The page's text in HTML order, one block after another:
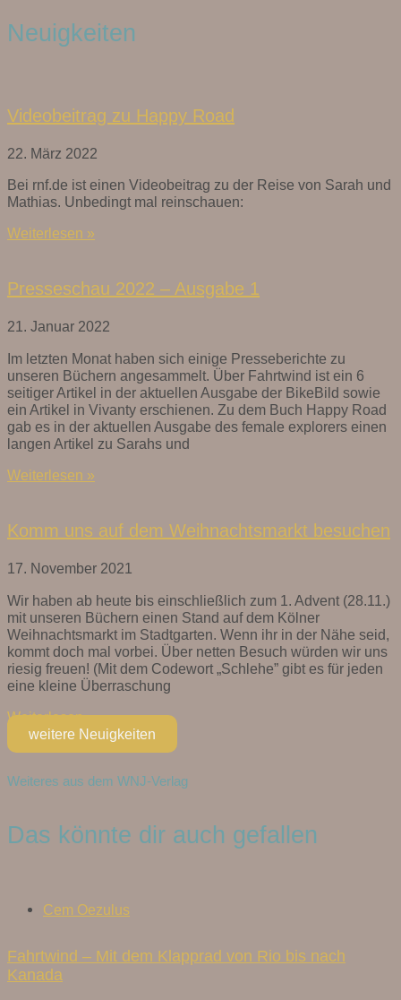
Neuigkeiten
Videobeitrag zu Happy Road
22. März 2022
Bei rnf.de ist einen Videobeitrag zu der Reise von Sarah und
Mathias. Unbedingt mal reinschauen:
Weiterlesen »
Presseschau 2022 – Ausgabe 1
21. Januar 2022
Im letzten Monat haben sich einige Presseberichte zu
unseren Büchern angesammelt. Über Fahrtwind ist ein 6
seitiger Artikel in der aktuellen Ausgabe der BikeBild sowie
ein Artikel in Vivanty erschienen. Zu dem Buch Happy Road
gab es in der aktuellen Ausgabe des female explorers einen
langen Artikel zu Sarahs und
Weiterlesen »
Komm uns auf dem Weihnachtsmarkt besuchen
17. November 2021
Wir haben ab heute bis einschließlich zum 1. Advent (28.11.)
mit unseren Büchern einen Stand auf dem Kölner
Weihnachtsmarkt im Stadtgarten. Wenn ihr in der Nähe seid,
kommt doch mal vorbei. Über netten Besuch würden wir uns
riesig freuen! (Mit dem Codewort „Schlehe” gibt es für jeden
eine kleine Überraschung
Weiterlesen »
weitere Neuigkeiten
Weiteres aus dem WNJ-Verlag
Das könnte dir auch gefallen
Cem Oezulus
Fahrtwind – Mit dem Klapprad von Rio bis nach
Kanada